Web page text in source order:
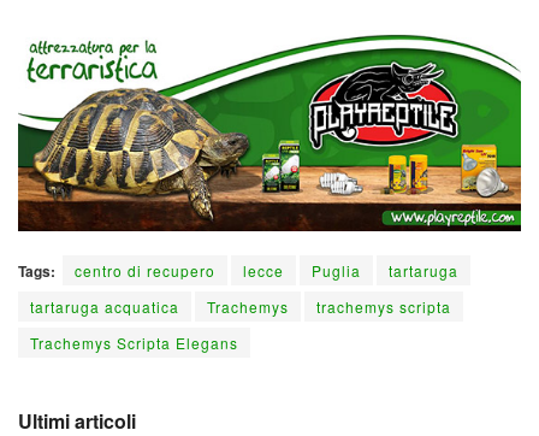
Tags: centro di recupero lecce Puglia
tartaruga
tartaruga acquatica
Trachemys
trachemys scripta
Trachemys Scripta Elegans
Ultimi articoli